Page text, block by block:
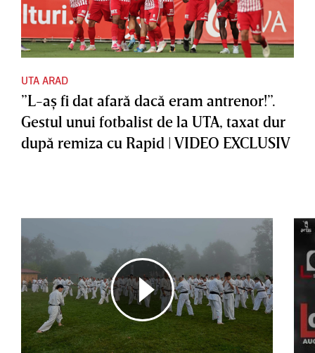
UTA ARAD
”L-aş fi dat afară dacă eram antrenor!”.
Gestul unui fotbalist de la UTA, taxat dur
după remiza cu Rapid | VIDEO EXCLUSIV